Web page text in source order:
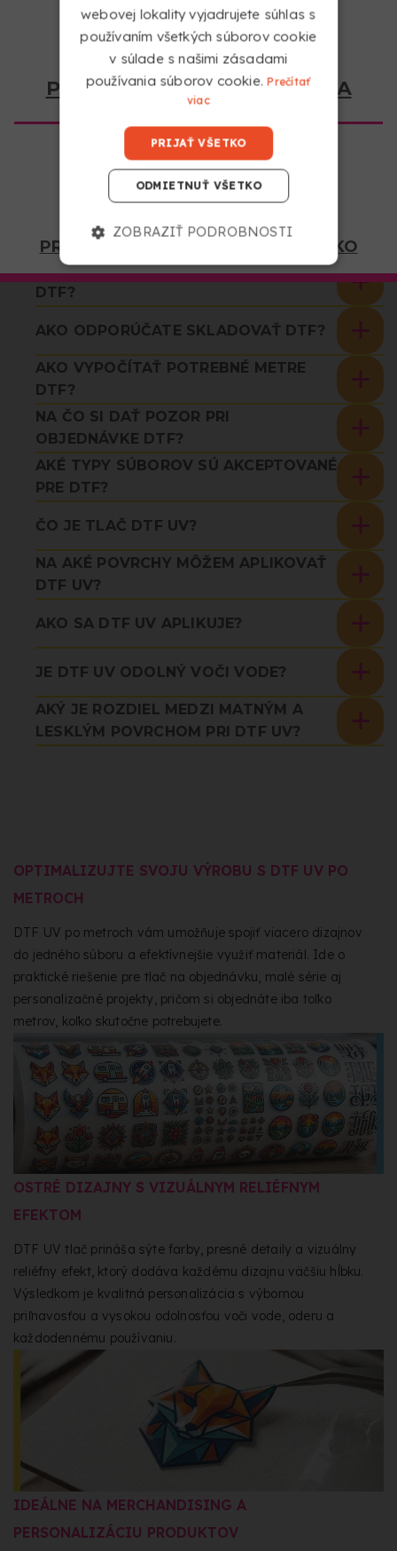
PREJDITE NA COPYKREA USA
PREJDITE NA COPYKREA SLOVENSKO
kľúčové prvky tejto techniky: teplotu, čas lisovania a
MÁTE OTÁZKY TÝKAJÚCE
SA SLUŽBY?
AKO DOSTANEM SVOJU OBJEDNÁVKU
DTF?
AKO ODPORÚČATE SKLADOVAŤ DTF?
AKO VYPOČÍTAŤ POTREBNÉ METRE
DTF?
NA ČO SI DAŤ POZOR PRI
OBJEDNÁVKE DTF?
AKÉ TYPY SÚBOROV SÚ AKCEPTOVANÉ
PRE DTF?
ČO JE TLAČ DTF UV?
NA AKÉ POVRCHY MÔŽEM APLIKOVAŤ
DTF UV?
AKO SA DTF UV APLIKUJE?
JE DTF UV ODOLNÝ VOČI VODE?
AKÝ JE ROZDIEL MEDZI MATNÝM A
LESKLÝM POVRCHOM PRI DTF UV?
OPTIMALIZUJTE SVOJU VÝROBU S DTF UV PO
METROCH
DTF UV po metroch vám umožňuje spojiť viacero dizajnov
do jedného súboru a efektívnejšie využiť materiál. Ide o
praktické riešenie pre tlač na objednávku, malé série aj
personalizačné projekty, pričom si objednáte iba toľko
metrov, koľko skutočne potrebujete.
OSTRÉ DIZAJNY S VIZUÁLNYM RELIÉFNYM
EFEKTOM
DTF UV tlač prináša sýte farby, presné detaily a vizuálny
reliéfny efekt, ktorý dodáva každému dizajnu väčšiu hĺbku.
Výsledkom je kvalitná personalizácia s výbornou
priľnavosťou a vysokou odolnosťou voči vode, oderu a
každodennému používaniu.
IDEÁLNE NA MERCHANDISING A
PERSONALIZÁCIU PRODUKTOV
webovej lokality vyjadrujete súhlas s
používaním všetkých súborov cookie
v súlade s našimi zásadami
používania súborov cookie.Prečítať
viac
PRIJAŤ VŠETKO
ODMIETNUŤ VŠETKO
ZOBRAZIŤ PODROBNOSTI